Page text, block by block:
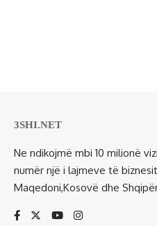
3SHI.NET
Ne ndikojmë mbi 10 milionë
numër një i lajmeve të
Maqedoni,Kosovë dhe